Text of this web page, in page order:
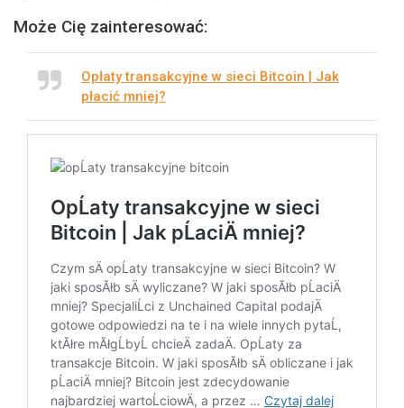
Może Cię zainteresować:
Opłaty transakcyjne w sieci Bitcoin | Jak
płacić mniej?